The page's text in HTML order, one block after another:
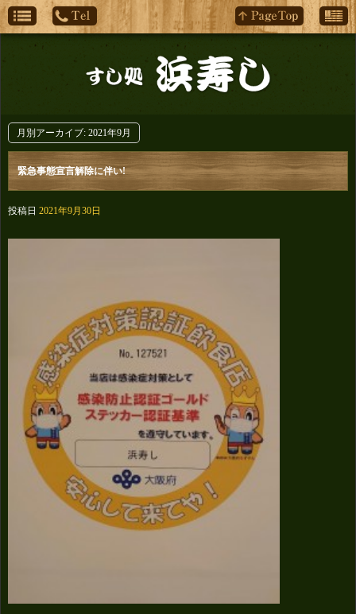
月別アーカイブ: 2021年9月
緊急事態宣言解除に伴い!
投稿日 2021年9月30日